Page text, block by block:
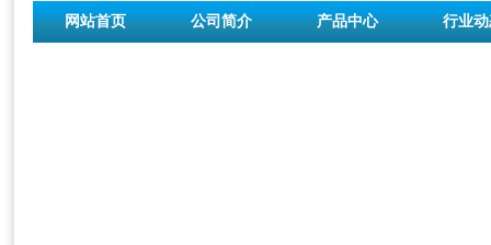
网站首页 公司简介 产品中心 行业